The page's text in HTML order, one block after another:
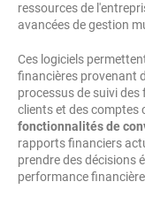
ressources de
avancées de gestion
Ces logiciels
financières provenant
processus de suivi
clients et des comptes
fonctionnalités de
rapports financiers
prendre des décisions
performance